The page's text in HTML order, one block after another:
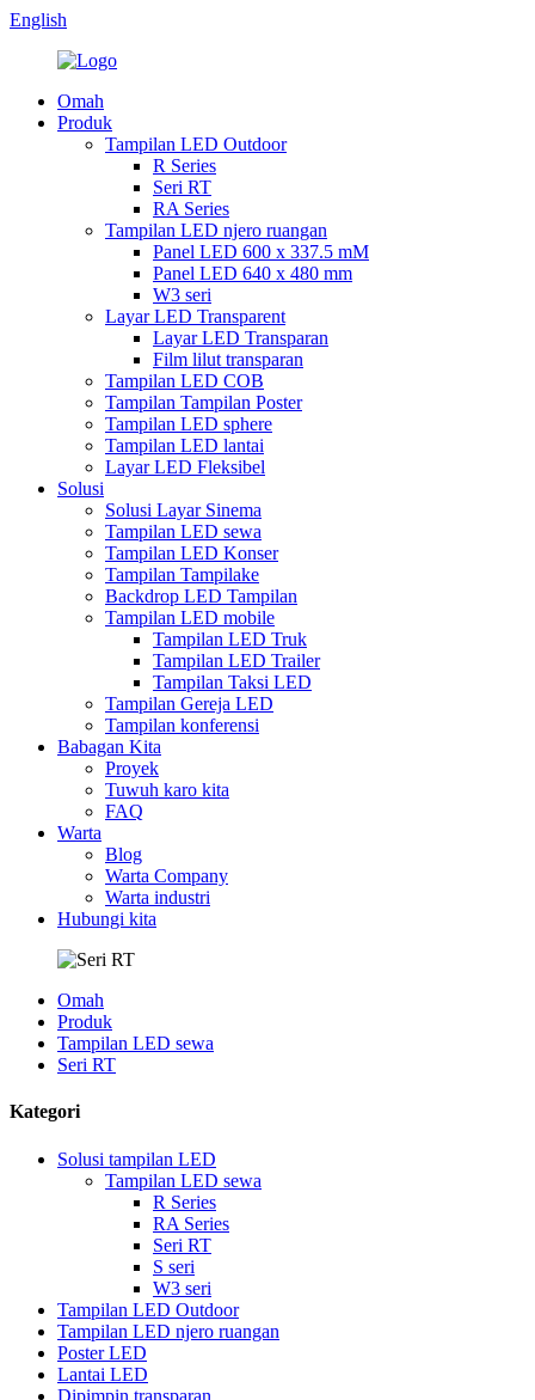
English
Omah
Produk
Tampilan LED Outdoor
R Series
Seri RT
RA Series
Tampilan LED njero ruangan
Panel LED 600 x 337.5 mM
Panel LED 640 x 480 mm
W3 seri
Layar LED Transparent
Layar LED Transparan
Film lilut transparan
Tampilan LED COB
Tampilan Tampilan Poster
Tampilan LED sphere
Tampilan LED lantai
Layar LED Fleksibel
Solusi
Solusi Layar Sinema
Tampilan LED sewa
Tampilan LED Konser
Tampilan Tampilake
Backdrop LED Tampilan
Tampilan LED mobile
Tampilan LED Truk
Tampilan LED Trailer
Tampilan Taksi LED
Tampilan Gereja LED
Tampilan konferensi
Babagan Kita
Proyek
Tuwuh karo kita
FAQ
Warta
Blog
Warta Company
Warta industri
Hubungi kita
Omah
Produk
Tampilan LED sewa
Seri RT
Kategori
Solusi tampilan LED
Tampilan LED sewa
R Series
RA Series
Seri RT
S seri
W3 seri
Tampilan LED Outdoor
Tampilan LED njero ruangan
Poster LED
Lantai LED
Dipimpin transparan